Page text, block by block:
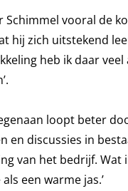
vooral de
hij zich uitstekend
heb ik daar
loopt beter
discussies in
van het bedrijf.
een warme jas.’